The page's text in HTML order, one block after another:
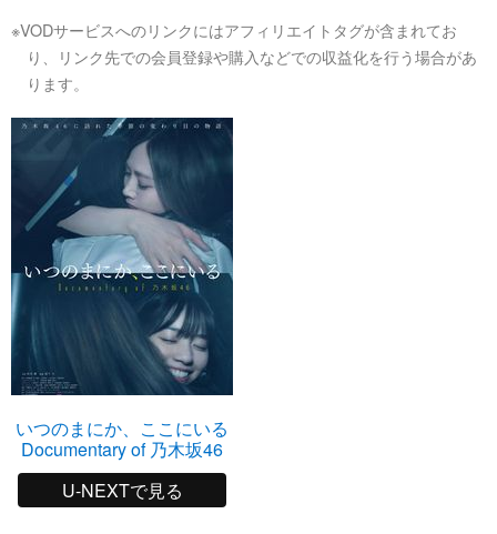
※VODサービスへのリンクにはアフィリエイトタグが含まれてお
り、リンク先での会員登録や購入などでの収益化を行う場合があ
ります。
いつのまにか、ここにいる
Documentary of 乃木坂46
U-NEXTで見る